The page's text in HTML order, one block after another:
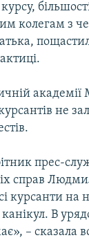
колегам з
не
прес-
справ
курсанти на
В
– сказала